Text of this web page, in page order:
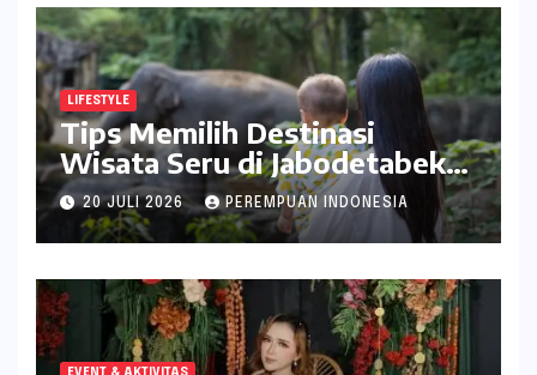
LIFESTYLE
Tips Memilih Destinasi
Wisata Seru di Jabodetabek
ala inDrive
20 JULI 2026 PEREMPUAN INDONESIA
EVENT & AKTIVITAS